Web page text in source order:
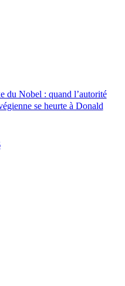
du Nobel : quand l’autorité
se heurte à Donald